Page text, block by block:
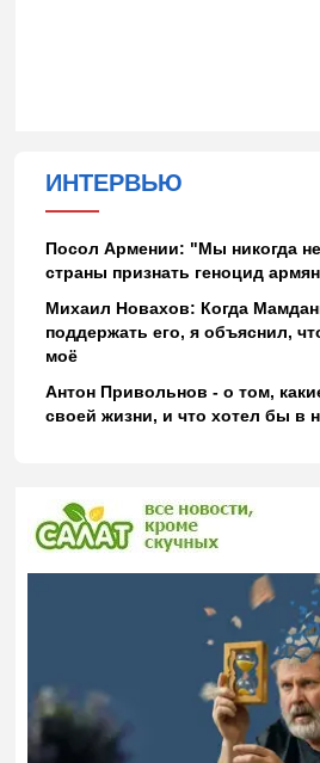
ИНТЕРВЬЮ
Посол Армении: "Мы никогда
страны признать геноцид
Михаил Новахов: Когда
поддержать его, я объяснил,
моё
Антон Привольнов - о том,
своей жизни, и что хотел бы в